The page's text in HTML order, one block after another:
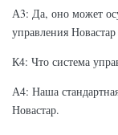
А3: Да, оно может
управления
К4: Что система
А4: Наша
Новастар.